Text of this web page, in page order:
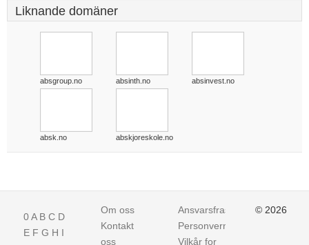
Liknande domäner
absgroup.no absinth.no absinvest.no
absk.no abskjoreskole.no
0A B C D
E F G H I
Om oss
Kontakt
oss
Ansvarsfraskrivelse
Personvern
Vilkår for
© 2026